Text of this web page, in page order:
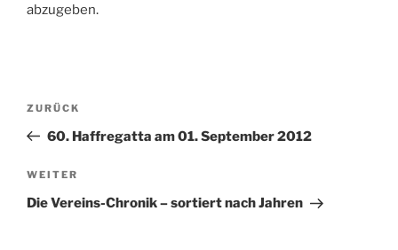
abzugeben.
Beitragsnavigation
Vorheriger
Beitrag
ZURÜCK
60. Haffregatta am 01. September 2012
Nächster
Beitrag
WEITER
Die Vereins-Chronik – sortiert nach Jahren